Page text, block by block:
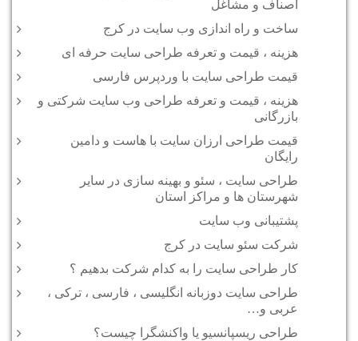
اصناف و مشاغل
ساخت و راه اندازی وب سایت در کرج
هزینه ، قیمت و تعرفه طراحی سایت حرفه ای
قیمت طراحی سایت با وردپرس فارسی
هزینه ، قیمت و تعرفه طراحی وب سایت شرکتی و
بازرگانی
قیمت طراحی ارزان سایت با هاست و دامین
رایگان
طراحی سایت ، سئو و بهینه سازی در سایر
شهرستان ها و مراکز استان
پشتیبانی وب سایت
شرکت سئو سایت در کرج
کار طراحی سایت را به کدام شرکت بدهیم ؟
طراحی سایت دوزبانه انگلیسی ، فارسی ، ترکی ،
عربی و…
طراحی ریسپانسیو یا واکنشگرا چیست؟